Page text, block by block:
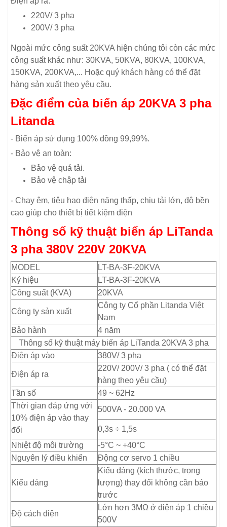
220V/ 3 pha
200V/ 3 pha
Ngoài mức công suất 20KVA hiện chúng tôi còn các mức
công suất khác như: 30KVA, 50KVA, 80KVA, 100KVA,
150KVA, 200KVA,... Hoặc quý khách hàng có thể đặt
hàng sản xuất theo yêu cầu.
Đặc điểm của biến áp 20KVA 3 pha
Litanda
- Biến áp sử dụng 100% đồng 99,99%.
- Bảo vệ an toàn:
Bảo vệ quá tải.
Bảo vệ chập tải
- Chạy êm, tiêu hao điện năng thấp, chịu tải lớn, độ bền
cao giúp cho thiết bị tiết kiệm điện
Thông số kỹ thuật biến áp LiTanda
3 pha 380V 220V 20KVA
MODEL
LT-BA-3F-20KVA
Ký hiệu
LT-BA-3F-20KVA
Công suất (KVA)
20KVA
Công ty sản xuất
Công ty Cổ phần Litanda Việt
Nam
Bảo hành
4 năm
Thông số kỹ thuật máy biến áp LiTanda 20KVA 3 pha
Điện áp vào
380V/ 3 pha
Điện áp ra
220V/ 200V/ 3 pha ( có thể đặt
hàng theo yêu cầu)
Tần số
49 ~ 62Hz
Thời gian đáp ứng với
10% điện áp vào thay
đổi
500VA - 20.000 VA
0,3s ÷ 1,5s
Nhiệt độ môi trường
-5°C ~ +40°C
Nguyên lý điều khiển
Động cơ servo 1 chiều
Kiểu dáng
Kiểu dáng (kích thước, trọng
lượng) thay đổi không cần báo
trước
Độ cách điện
Lớn hơn 3MΩ ở điện áp 1 chiều
500V